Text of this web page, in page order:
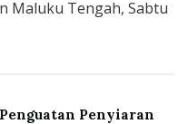
Maluku Tengah, Sabtu
Penyiaran